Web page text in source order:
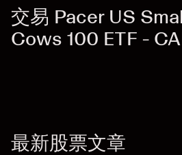
交易 Pacer US
Cows 100 ETF -
最新股票文章